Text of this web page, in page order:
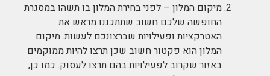
מיקום המלון – לפני בחירת המלון בו תשהו במסגרת
החופשה שלכם חשוב שתתכננו מראש את
האטרקציות ופעילויות שברצונכם לעשות. מיקום
המלון הוא פקטור חשוב שכן תרצו להיות ממוקמים
באזור שקרוב לפעילויות בהם תרצו לעסוק. כמו כן,